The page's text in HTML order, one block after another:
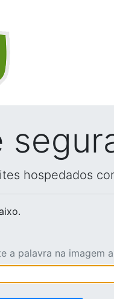
hospedados
a palavra na imagem